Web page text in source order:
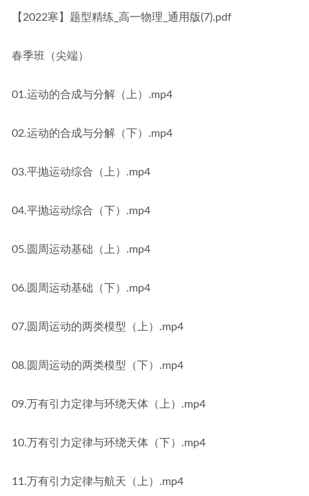
【2022寒】题型精练_高一物理_通用版(7).pdf
春季班（尖端）
01.运动的合成与分解（上）.mp4
02.运动的合成与分解（下）.mp4
03.平抛运动综合（上）.mp4
04.平抛运动综合（下）.mp4
05.圆周运动基础（上）.mp4
06.圆周运动基础（下）.mp4
07.圆周运动的两类模型（上）.mp4
08.圆周运动的两类模型（下）.mp4
09.万有引力定律与环绕天体（上）.mp4
10.万有引力定律与环绕天体（下）.mp4
11.万有引力定律与航天（上）.mp4